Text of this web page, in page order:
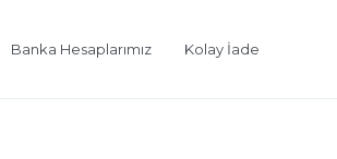
Banka Hesaplarımız Kolay İade